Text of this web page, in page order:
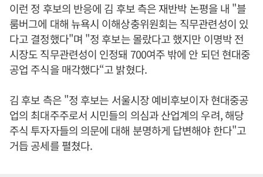
이런 정 후보의 반응에 김 후보 측은 재반박 논평을 내 "블
룸버그에 대해 뉴욕시 이해상충위원회는 직무관련성이 있
다고 결정했다"며 "정 후보는 몰랐다고 했지만 이명박 전
시장도 직무관련성이 인정돼 700여주 밖에 안 되던 현대중
공업 주식을 매각했다“고 밝혔다.
김 후보 측은 "정 후보는 서울시장 예비후보이자 현대중공
업의 최대주주로서 시민들의 의심과 산업계의 우려, 해당
주식 투자자들의 의문에 대해 분명하게 답변해야 한다"고
거듭 공세를 펼쳤다.